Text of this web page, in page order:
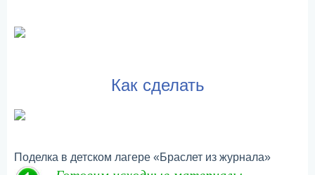
Как сделать
Поделка в детском лагере «Браслет из журнала»